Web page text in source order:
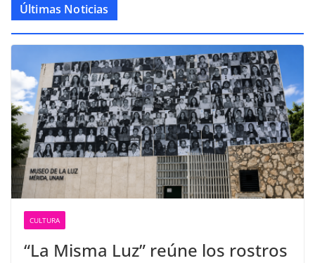
Últimas Noticias
CULTURA
“La Misma Luz” reúne los rostros